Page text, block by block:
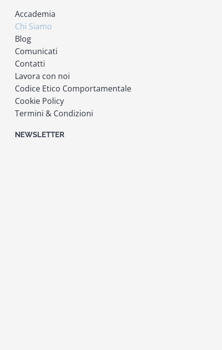
Accademia
Chi Siamo
Blog
Comunicati
Contatti
Lavora con noi
Codice Etico Comportamentale
Cookie Policy
Termini & Condizioni
NEWSLETTER